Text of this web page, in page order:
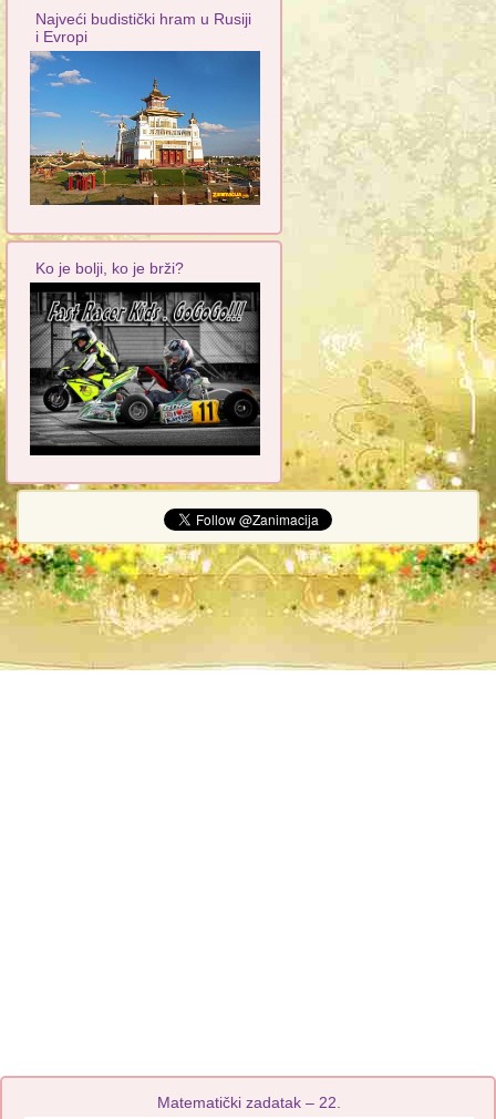
Najveći budistički hram u Rusiji
i Evropi
Ko je bolji, ko je brži?
Matematički zadatak – 22.